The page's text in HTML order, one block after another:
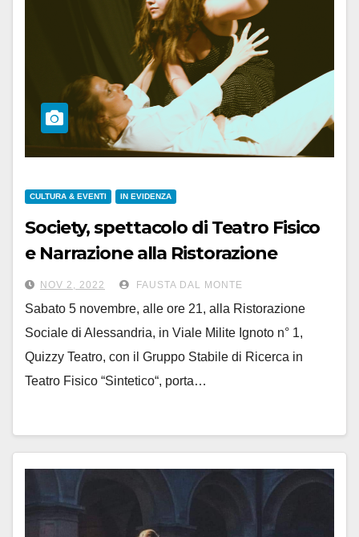
CULTURA & EVENTI IN EVIDENZA
Society, spettacolo di Teatro Fisico
e Narrazione alla Ristorazione
Sociale di Alessandria
NOV 2, 2022 FAUSTA DAL MONTE
Sabato 5 novembre, alle ore 21, alla Ristorazione
Sociale di Alessandria, in Viale Milite Ignoto n° 1,
Quizzy Teatro, con il Gruppo Stabile di Ricerca in
Teatro Fisico “Sintetico“, porta…